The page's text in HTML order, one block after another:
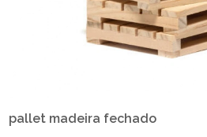
pallet madeira fechado